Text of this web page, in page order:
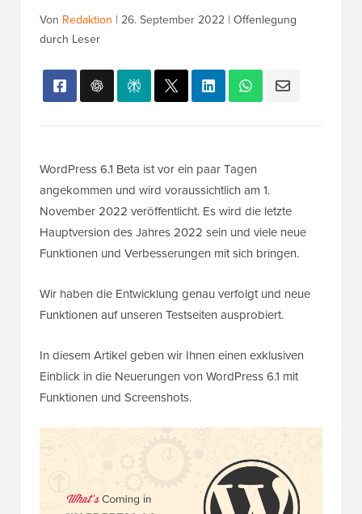
Von Redaktion | 26. September 2022 | Offenlegung
durch Leser
WordPress 6.1 Beta ist vor ein paar Tagen
angekommen und wird voraussichtlich am 1.
November 2022 veröffentlicht. Es wird die letzte
Hauptversion des Jahres 2022 sein und viele neue
Funktionen und Verbesserungen mit sich bringen.
Wir haben die Entwicklung genau verfolgt und neue
Funktionen auf unseren Testseiten ausprobiert.
In diesem Artikel geben wir Ihnen einen exklusiven
Einblick in die Neuerungen von WordPress 6.1 mit
Funktionen und Screenshots.